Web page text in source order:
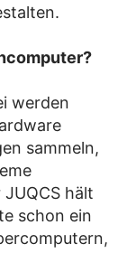
werden
sammeln,
hält
schon ein